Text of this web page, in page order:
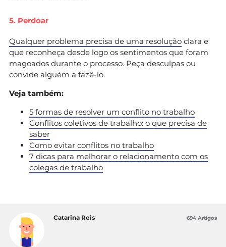
5. Perdoar
Qualquer problema precisa de uma resolução clara e
que reconheça desde logo os sentimentos que foram
magoados durante o processo. Peça desculpas ou
convide alguém a fazê-lo.
Veja também:
5 formas de resolver um conflito no trabalho
Conflitos coletivos de trabalho: o que precisa de
saber
Como evitar conflitos no trabalho
7 dicas para melhorar o relacionamento com os
colegas de trabalho
Catarina Reis 694 Artigos